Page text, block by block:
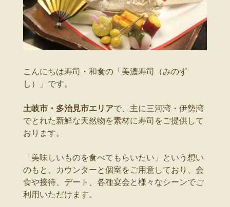
こんにちは寿司・和食の「美濃寿司（みのず
し）」です。
土岐市・多治見市エリアで、主に三河湾・伊勢湾
でとれた新鮮な天然物を素材に寿司をご提供して
おります。
「美味しいものを食べてもらいたい」という想い
のもと、カウンターと個室をご用意しており、会
食や接待、デート、各種宴会と様々なシーンでご
利用いただけます。